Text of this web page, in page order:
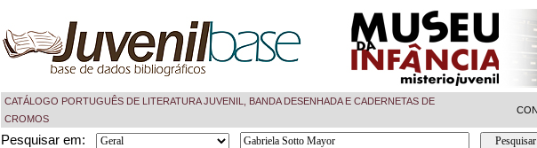
CATÁLOGO PORTUGUÊS DE LITERATURA JUVENIL, BANDA DESENHADA E CADERNETAS DE
CROMOS
Pesquisar em: